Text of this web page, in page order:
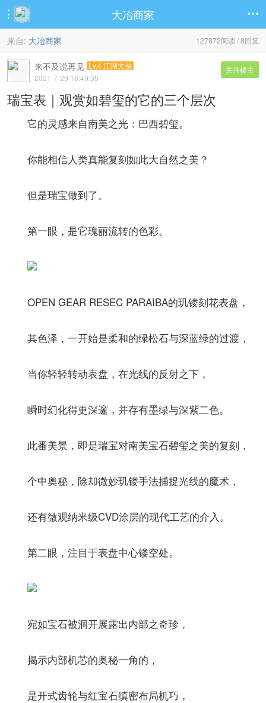
 大冶商家 
127872阅读 / 8回复
来自: 大冶商家
关注楼主
来不及说再见 Lv.4 江湖大侠
2021-7-29 16:49:35
瑞宝表｜观赏如碧玺的它的三个层次
它的灵感来自南美之光：巴西碧玺。
你能相信人类真能复刻如此大自然之美？
但是瑞宝做到了。
第一眼，是它瑰丽流转的色彩。
OPEN GEAR RESEC PARAIBA的玑镂刻花表盘，
其色泽，一开始是柔和的绿松石与深蓝绿的过渡，
当你轻轻转动表盘，在光线的反射之下，
瞬时幻化得更深邃，并存有墨绿与深紫二色。
此番美景，即是瑞宝对南美宝石碧玺之美的复刻，
个中奥秘，除却微妙玑镂手法捕捉光线的魔术，
还有微观纳米级CVD涂层的现代工艺的介入。
第二眼，注目于表盘中心镂空处。
宛如宝石被洞开展露出内部之奇珍，
揭示内部机芯的奥秘一角的，
是开式齿轮与红宝石缜密布局机巧，